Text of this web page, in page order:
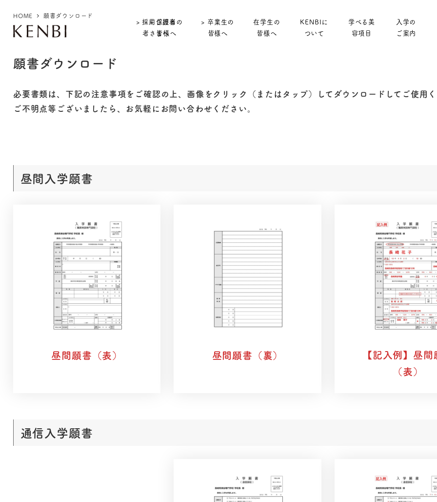
> 採用ご担当
者さまへ
> 保護者の
皆様へ
> 卒業生の
皆様へ
在学生の
皆様へ
KENBIに
ついて
学べる美
容項目
入学の
ご案内
HOME 願書ダウンロード
願書ダウンロード
必要書類は、下記の注意事項をご確認の上、画像をクリック（またはタップ）してダウンロードしてご使用
ご不明点等ございましたら、お気軽にお問い合わせください。
昼間入学願書
昼間願書（表） 昼間願書（裏） 【記入例】 昼間
（表）
通信入学願書